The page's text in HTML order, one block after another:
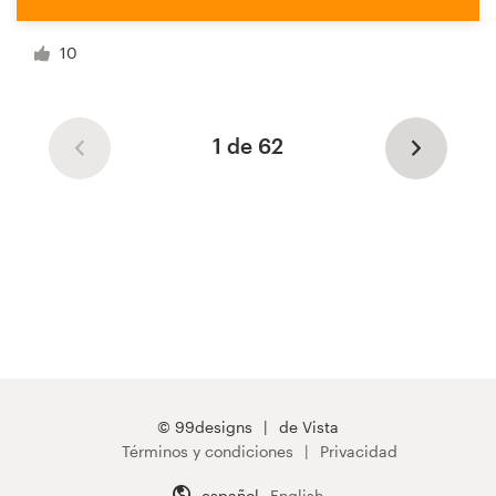
10
1 de 62
© 99designs
de Vista
Términos y condiciones
Privacidad